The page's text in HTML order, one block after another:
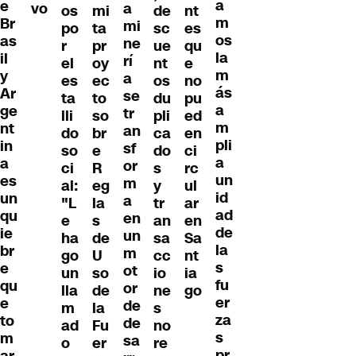
e
Br
as
il
y
Ar
ge
nt
in
a
es
un
qu
ie
br
e
qu
e
to
m
vo
os
po
r
el
es
ta
lli
do
so
ci
al:
"L
e
ha
go
un
lla
m
ad
o
mi
ta
pr
oy
ec
to
so
br
e
R
eg
la
s
de
U
so
de
la
Fu
er
a
mi
ne
rí
a
se
tr
an
sf
or
m
a
en
un
m
ot
or
de
de
sa
de
sc
ue
nt
os
du
pli
ca
do
s
y
tr
an
sa
cc
io
ne
s
no
re
nt
es
qu
e
no
pu
ed
en
ci
rc
ul
ar
en
Sa
nt
ia
go
a
m
os
la
m
ás
a
m
pli
a
un
id
ad
de
la
s
fu
er
za
s